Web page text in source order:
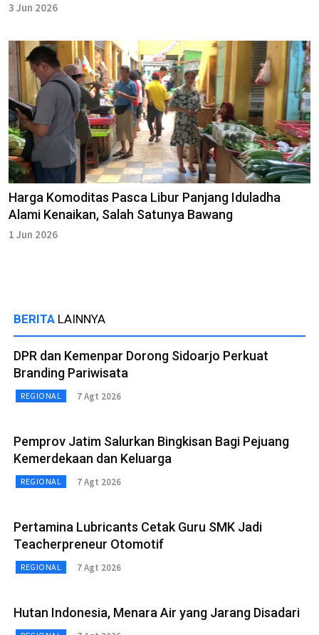
3 Jun 2026
Harga Komoditas Pasca Libur Panjang Iduladha
Alami Kenaikan, Salah Satunya Bawang
1 Jun 2026
BERITA LAINNYA
DPR dan Kemenpar Dorong Sidoarjo Perkuat
Branding Pariwisata
REGIONAL 7 Agt 2026
Pemprov Jatim Salurkan Bingkisan Bagi Pejuang
Kemerdekaan dan Keluarga
REGIONAL 7 Agt 2026
Pertamina Lubricants Cetak Guru SMK Jadi
Teacherpreneur Otomotif
REGIONAL 7 Agt 2026
Hutan Indonesia, Menara Air yang Jarang Disadari